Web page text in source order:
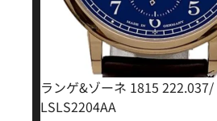
ランゲ&ゾーネ 1815 222.037/
LSLS2204AA